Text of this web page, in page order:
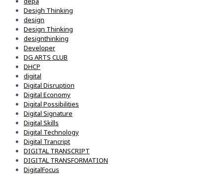
Desigh Thinking
design
Design Thinking
designthinking
Developer
DG ARTS CLUB
DHCP
digital
Digital Disruption
Digital Economy
Digital Possibilities
Digital Signature
Digital Skills
Digital Technology
Digital Trancript
DIGITAL TRANSCRIPT
DIGITAL TRANSFORMATION
DigitalFocus